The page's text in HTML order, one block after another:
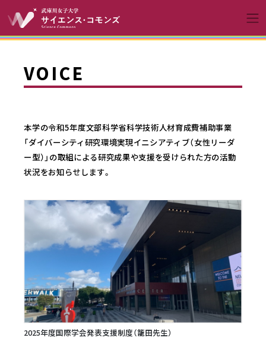
コンテンツへスキップ
メインナビゲーションへ
VOICE
本学の令和5年度文部科学省科学技術人材育成費補助事業
「ダイバーシティ研究環境実現イニシアティブ（女性リーダ
ー型）」の取組による研究成果や支援を受けられた方の活動
状況をお知らせします。
2025年度国際学会発表支援制度（籠田先生）